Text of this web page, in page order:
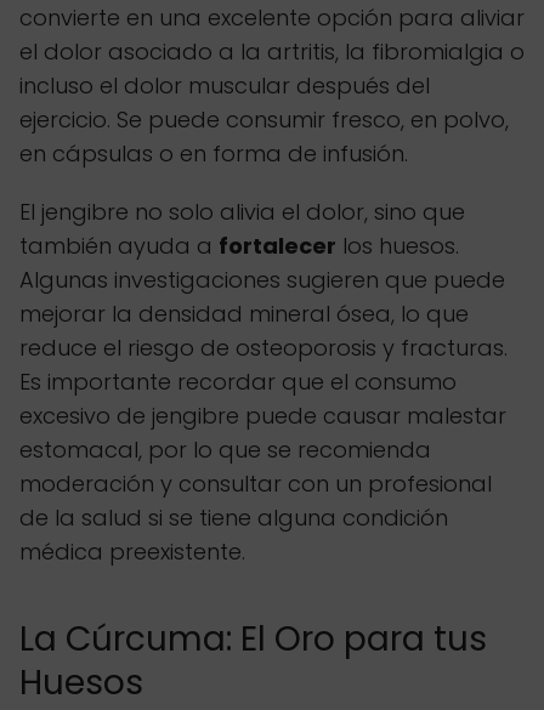
convierte en una excelente opción para aliviar
el dolor asociado a la artritis, la fibromialgia o
incluso el dolor muscular después del
ejercicio. Se puede consumir fresco, en polvo,
en cápsulas o en forma de infusión.
El jengibre no solo alivia el dolor, sino que
también ayuda a fortalecer los huesos.
Algunas investigaciones sugieren que puede
mejorar la densidad mineral ósea, lo que
reduce el riesgo de osteoporosis y fracturas.
Es importante recordar que el consumo
excesivo de jengibre puede causar malestar
estomacal, por lo que se recomienda
moderación y consultar con un profesional
de la salud si se tiene alguna condición
médica preexistente.
La Cúrcuma: El Oro para tus
Huesos